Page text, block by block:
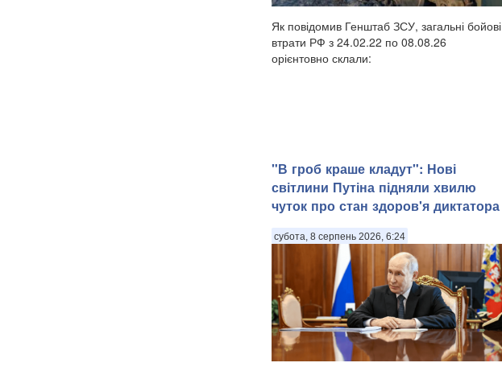
Як повідомив Генштаб ЗСУ, загальні бойові
втрати РФ з 24.02.22 по 08.08.26
орієнтовно склали:
"В гроб краше кладут": Нові
світлини Путіна підняли хвилю
чуток про стан здоров'я диктатора
субота, 8 серпень 2026, 6:24